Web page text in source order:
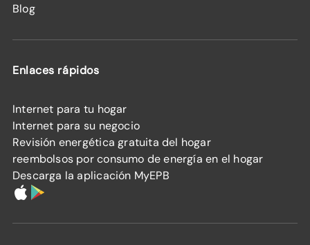
Blog
Enlaces rápidos
Internet para tu hogar
Internet para su negocio
Revisión energética gratuita del hogar
reembolsos por consumo de energía en el hogar
Descarga la aplicación MyEPB